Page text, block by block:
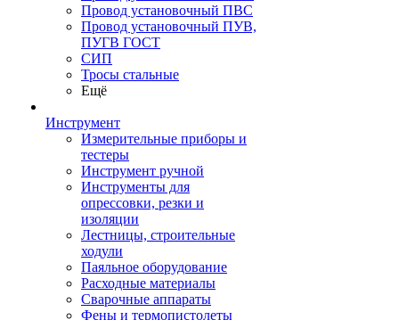
Провод установочный ПВС
Провод установочный ПУВ,
ПУГВ ГОСТ
СИП
Тросы стальные
Ещё
Инструмент
Измерительные приборы и
тестеры
Инструмент ручной
Инструменты для
опрессовки, резки и
изоляции
Лестницы, строительные
ходули
Паяльное оборудование
Расходные материалы
Сварочные аппараты
Фены и термопистолеты